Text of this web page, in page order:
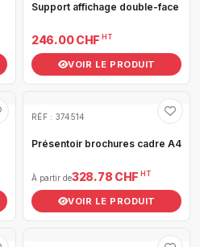
Support affichage double-face
246.00 CHF HT
VOIR LE PRODUIT
RÉF : 374514
Présentoir brochures cadre A4
À partir de328.78 CHF HT
VOIR LE PRODUIT